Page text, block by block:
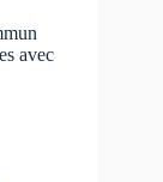
avec